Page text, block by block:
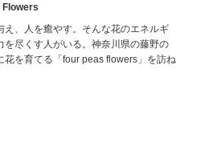
Flowers
え、人を癒やす。そんな花のエネルギ
を尽くす人がいる。神奈川県の藤野の
花を育てる「four peas flowers」を訪ね